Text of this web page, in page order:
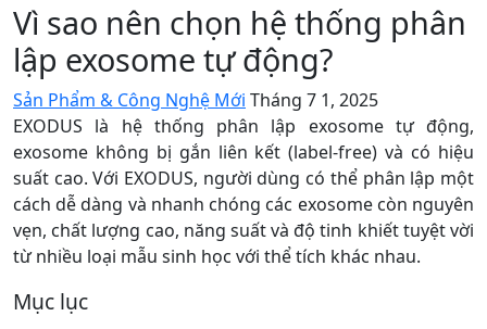
Vì sao nên chọn hệ thống phân
lập exosome tự động?
Sản Phẩm & Công Nghệ Mới Tháng 7 1, 2025
EXODUS là hệ thống phân lập exosome tự động,
exosome không bị gắn liên kết (label-free) và có hiệu
suất cao. Với EXODUS, người dùng có thể phân lập một
cách dễ dàng và nhanh chóng các exosome còn nguyên
vẹn, chất lượng cao, năng suất và độ tinh khiết tuyệt vời
từ nhiều loại mẫu sinh học với thể tích khác nhau.
Mục lục